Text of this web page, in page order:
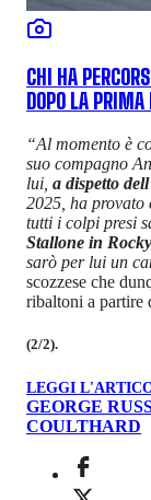
CHI HA
DOPO LA
“Al momento è
suo compagno
lui, a dispetto
2025, ha provato
tutti i colpi presi
Stallone in
sarò per lui un
scozzese che
ribaltoni a partire
(2/2).
LEGGI
GEORGE
COULTHARD